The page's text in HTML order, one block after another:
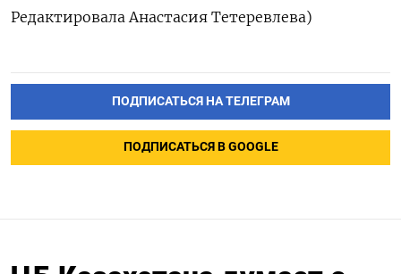
Редактировала Анастасия Тетеревлева)
ПОДПИСАТЬСЯ НА ТЕЛЕГРАМ
ПОДПИСАТЬСЯ В GOOGLE